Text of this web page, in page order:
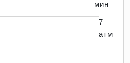
мин
7
атм